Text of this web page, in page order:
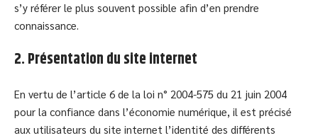
s’y référer le plus souvent possible afin d’en prendre
connaissance.
2. Présentation du site internet
En vertu de l’article 6 de la loi n° 2004-575 du 21 juin 2004
pour la confiance dans l’économie numérique, il est précisé
aux utilisateurs du site internet l’identité des différents